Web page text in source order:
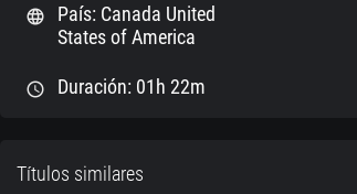
language
País: Canada United
States of America
schedule Duración: 01h 22m
Títulos similares